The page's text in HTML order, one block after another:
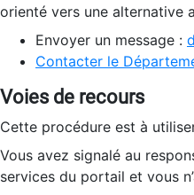
orienté vers une alternative
Envoyer un message :
Contacter le
Voies de recours
Cette procédure est à
Vous avez signalé au
services du portail et vous